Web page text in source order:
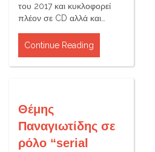
του 2017 και κυκλοφορεί
πλέον σε CD αλλά και…
Continue Reading
Θέμης
Παναγιωτίδης σε
ρόλο “serial